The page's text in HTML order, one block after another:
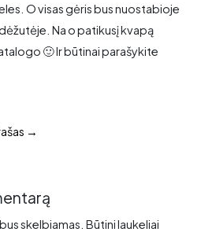
O visas gėris bus nuostabioje
Na o patikusį kvapą
🙂 Ir būtinai parašykite
→
skelbiamas. Būtini laukeliai